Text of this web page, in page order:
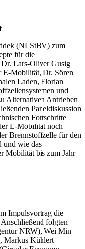
(NLStBV) zum
für die
Dr. Lars-Oliver Gusig
E-Mobilität, Dr. Sören
Laden, Florian
und
Alternativen Antrieben
Paneldiskussion
Fortschritte
E-Mobilität noch
Brennstoffzelle für den
und wie das
Mobilität bis zum Jahr
Impulsvortrag die
folgten
NRW), Wei Min
Markus Kühlert